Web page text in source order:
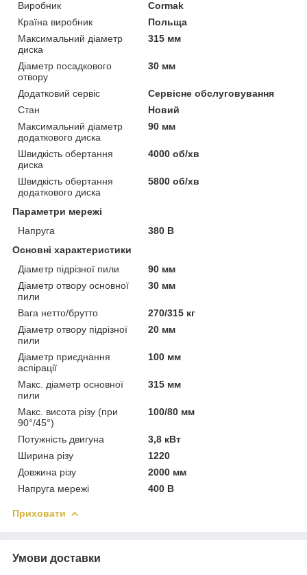
Виробник
Cormak
Країна виробник
Польща
Максимальний діаметр
диска
315 мм
Діаметр посадкового
отвору
30 мм
Додатковий сервіс
Сервісне обслуговування
Стан
Новий
Максимальний діаметр
додаткового диска
90 мм
Швидкість обертання
диска
4000 об/хв
Швидкість обертання
додаткового диска
5800 об/хв
Параметри мережі
Напруга
380 В
Основні характеристики
Діаметр підрізної пили
90 мм
Діаметр отвору основної
пили
30 мм
Вага нетто/брутто
270/315 кг
Діаметр отвору підрізної
пили
20 мм
Діаметр приєднання
аспірації
100 мм
Макс. діаметр основної
пили
315 мм
Макс. висота різу (при
90°/45°)
100/80 мм
Потужність двигуна
3,8 кВт
Ширина різу
1220
Довжина різу
2000 мм
Напруга мережі
400 В
Приховати
Умови доставки